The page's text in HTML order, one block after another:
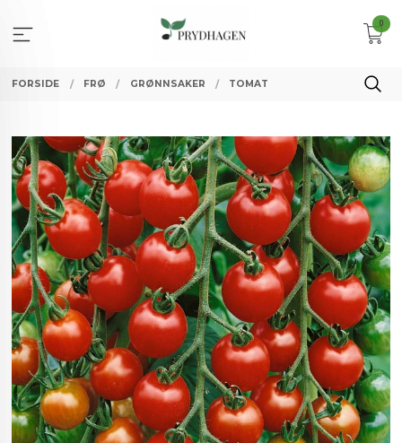
innholdet
0
FORSIDE FRØ GRØNNSAKER TOMAT